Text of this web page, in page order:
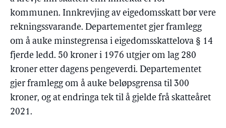
kommunen. Innkrevjing av eigedomsskatt bør vere
rekningssvarande. Departementet gjer framlegg
om å auke minstegrensa i eigedomsskattelova § 14
fjerde ledd. 50 kroner i 1976 utgjer om lag 280
kroner etter dagens pengeverdi. Departementet
gjer framlegg om å auke beløpsgrensa til 300
kroner, og at endringa tek til å gjelde frå skatteåret
2021.